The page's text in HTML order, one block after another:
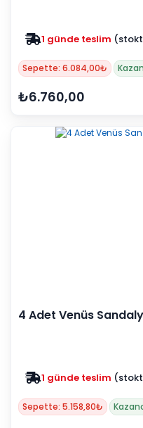
Zam yok 2025
Sepette: 6.084,00₺
₺6.760,00
4 Adet Venüs
Zam yok 2025
Sepette: 5.158,80₺